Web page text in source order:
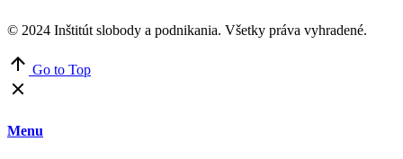
© 2024 Inštitút slobody a podnikania. Všetky práva vyhradené.
Go to Top
Menu